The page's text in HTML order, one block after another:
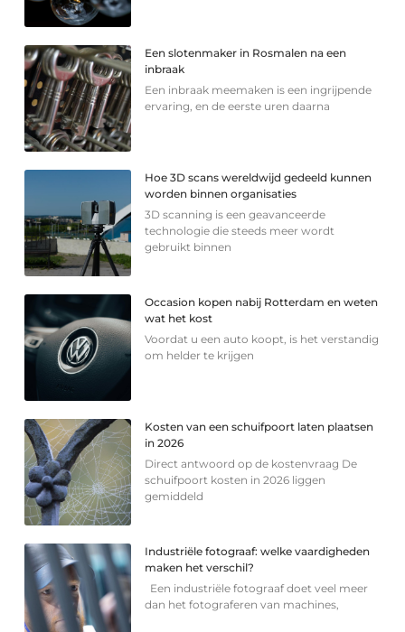
Een slotenmaker in Rosmalen na een
inbraak
Een inbraak meemaken is een ingrijpende
ervaring, en de eerste uren daarna
Hoe 3D scans wereldwijd gedeeld kunnen
worden binnen organisaties
3D scanning is een geavanceerde
technologie die steeds meer wordt
gebruikt binnen
Occasion kopen nabij Rotterdam en weten
wat het kost
Voordat u een auto koopt, is het verstandig
om helder te krijgen
Kosten van een schuifpoort laten plaatsen
in 2026
Direct antwoord op de kostenvraag De
schuifpoort kosten in 2026 liggen
gemiddeld
Industriële fotograaf: welke vaardigheden
maken het verschil?
Een industriële fotograaf doet veel meer
dan het fotograferen van machines,